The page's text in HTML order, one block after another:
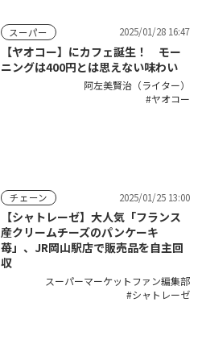
スーパー 2025/01/28 16:47
【ヤオコー】にカフェ誕生！ モー
ニングは400円とは思えない味わい
阿左美賢治（ライター）
ヤオコー
チェーン 2025/01/25 13:00
【シャトレーゼ】大人気「フランス
産クリームチーズのパンケーキ
苺」、JR岡山駅店で販売品を自主回
収
スーパーマーケットファン編集部
シャトレーゼ